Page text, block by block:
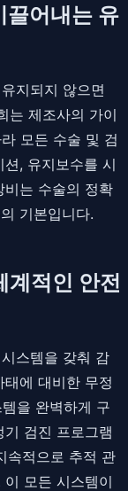
끌어내는 유
지되지 않으면
는 제조사의 가이
모든 수술 및 검
, 유지보수를 시
비는 수술의 정확
기본입니다.
계적인 안전
스템을 갖춰 감
에 대비한 무정
을 완벽하게 구
검진 프로그램
속적으로 추적 관
모든 시스템이